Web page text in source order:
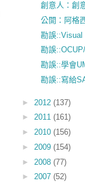
創意人：創
公開：阿格
勘誤::Visual
勘誤
勘誤::學會
勘誤::寫給
► 2012 (137)
► 2011 (161)
► 2010 (156)
► 2009 (154)
► 2008 (77)
► 2007 (52)